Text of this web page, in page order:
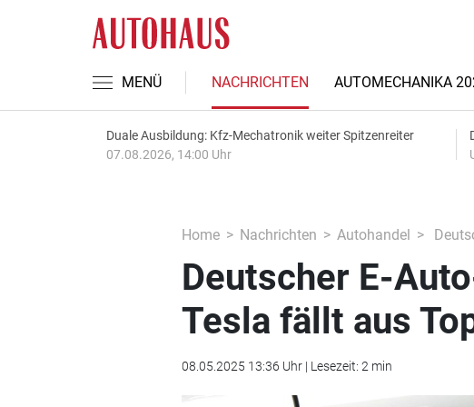
MENÜ NACHRICHTEN AUTOMECHANIKA
Duale Ausbildung: Kfz-Mechatronik weiter Spitzenreiter
07.08.2026, 14:00 Uhr
Home Nachrichten Autohandel
Deutscher E-
Tesla fällt aus
08.05.2025 13:36 Uhr | Lesezeit: 2 min